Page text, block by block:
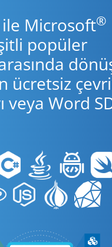
ile Microsoft®
popüler
ücretsiz
Word